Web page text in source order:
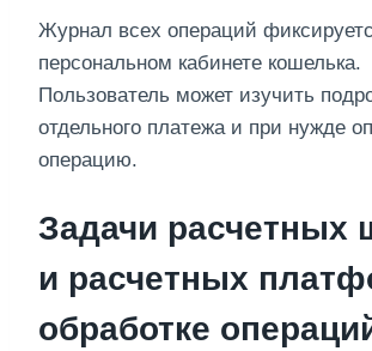
Журнал всех операций
персональном кабинете кошелька.
Пользователь может изучить
отдельного платежа и при нужде
операцию.
Задачи расчетных
и расчетных
обработке